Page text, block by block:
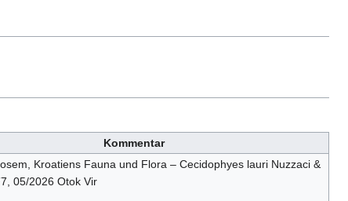
Kommentar
Kroatiens Fauna und Flora – Cecidophyes lauri Nuzzaci &
05/2026 Otok Vir